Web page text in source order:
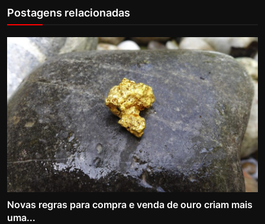
Postagens relacionadas
Novas regras para compra e venda de ouro criam mais
uma...